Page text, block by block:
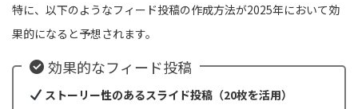
特に、以下のようなフィード投稿の作成方法が2025年において効
果的になると予想されます。
効果的なフィード投稿
ストーリー性のあるスライド投稿（20枚を活用）